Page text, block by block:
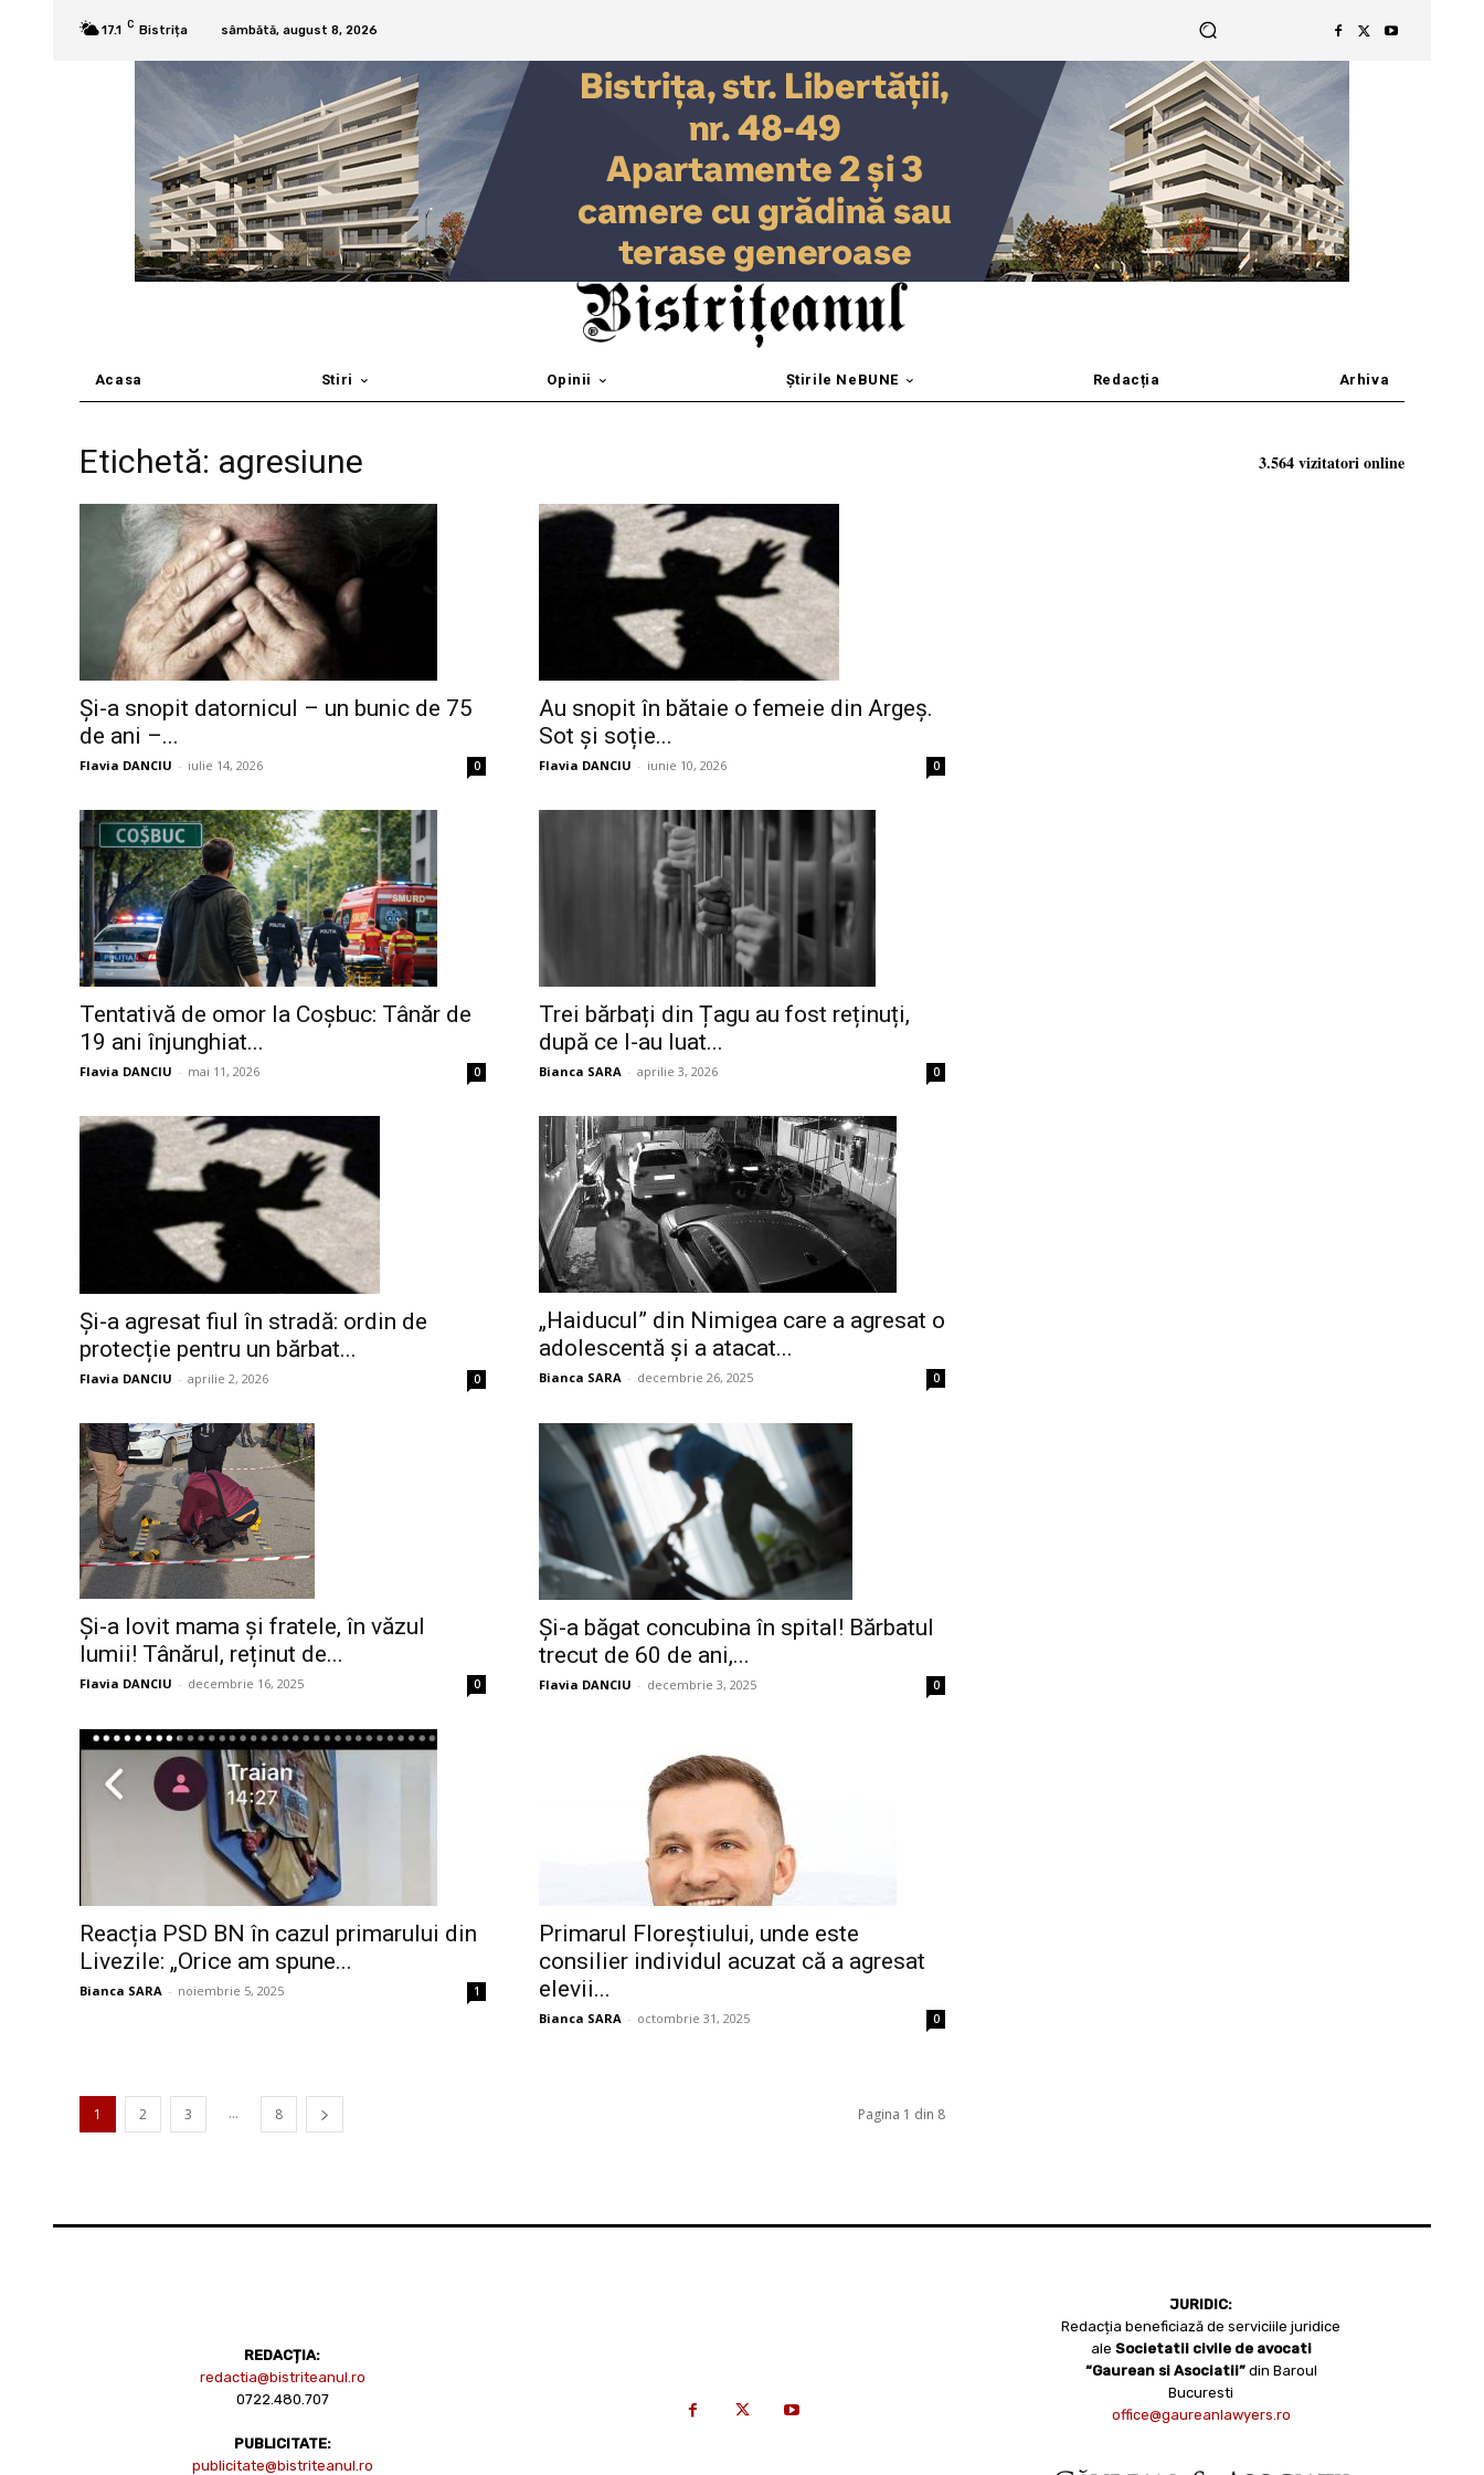
17.1 C Bistrița sâmbătă, august 8, 2026
Acasa Stiri Opinii Știrile NeBUNE Redacția Arhiva
Etichetă: agresiune
Și-a snopit datornicul – un bunic de 75
de ani –...
Flavia DANCIU - iulie 14, 2026 0
Au snopit în bătaie o femeie din Argeș.
Sot și soție...
Flavia DANCIU - iunie 10, 2026 0
Tentativă de omor la Coșbuc: Tânăr de
19 ani înjunghiat...
Flavia DANCIU - mai 11, 2026 0
Trei bărbați din Țagu au fost reținuți,
după ce l-au luat...
Bianca SARA - aprilie 3, 2026 0
Și-a agresat fiul în stradă: ordin de
protecție pentru un bărbat...
Flavia DANCIU - aprilie 2, 2026 0
„Haiducul” din Nimigea care a agresat o
adolescentă și a atacat...
Bianca SARA - decembrie 26, 2025 0
Și-a lovit mama și fratele, în văzul
lumii! Tânărul, reținut de...
Flavia DANCIU - decembrie 16, 2025 0
Și-a băgat concubina în spital! Bărbatul
trecut de 60 de ani,...
Flavia DANCIU - decembrie 3, 2025 0
Reacția PSD BN în cazul primarului din
Livezile: „Orice am spune...
Bianca SARA - noiembrie 5, 2025 1
Primarul Floreștiului, unde este
consilier individul acuzat că a agresat
elevii...
Bianca SARA - octombrie 31, 2025 0
1 2 3 ... 8 Pagina 1 din 8
3.564 vizitatori online
REDACȚIA:
redactia@bistriteanul.ro
0722.480.707
PUBLICITATE:
publicitate@bistriteanul.ro
JURIDIC:
Redacția beneficiază de serviciile juridice
ale Societatii civile de avocati
“Gaurean si Asociatii” din Baroul
Bucuresti
office@gaureanlawyers.ro